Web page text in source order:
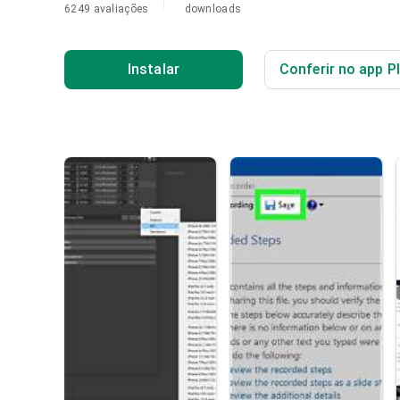
6249 avaliações
downloads
Instalar Conferir no app